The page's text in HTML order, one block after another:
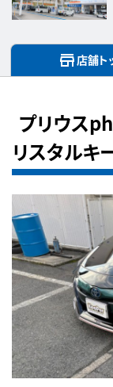
store店舗ト
プリウス
リスタルキ